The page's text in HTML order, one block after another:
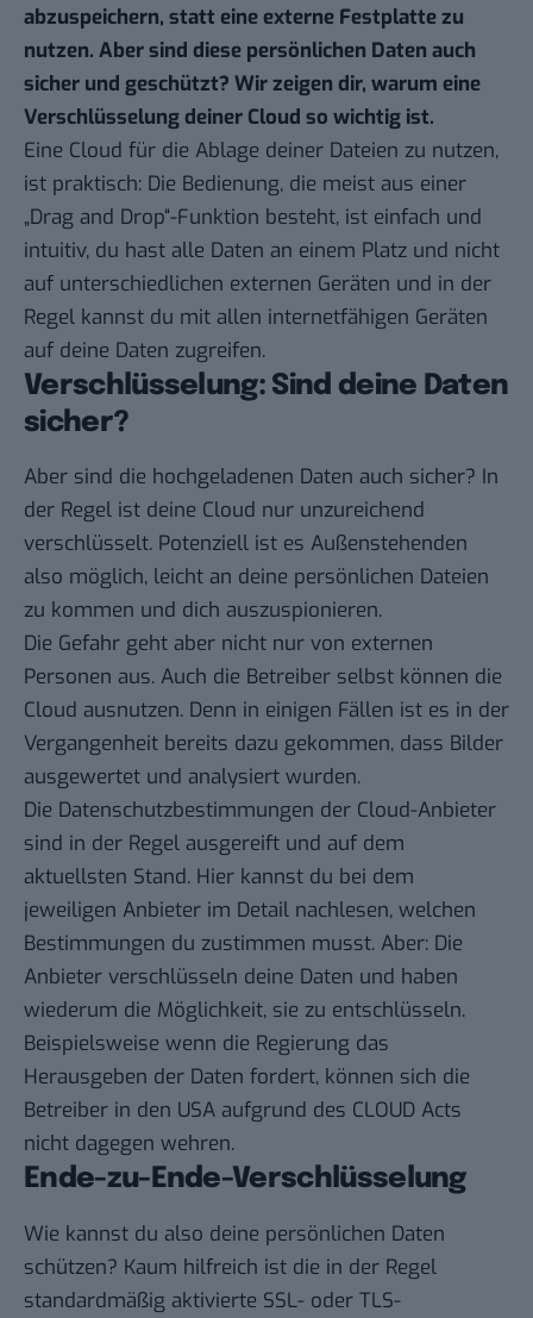
abzuspeichern, statt eine externe Festplatte zu
nutzen. Aber sind diese persönlichen Daten auch
sicher und geschützt? Wir zeigen dir, warum eine
Verschlüsselung deiner Cloud so wichtig ist.
Eine Cloud für die Ablage deiner Dateien zu nutzen,
ist praktisch: Die Bedienung, die meist aus einer
„Drag and Drop“-Funktion besteht, ist einfach und
intuitiv, du hast alle Daten an einem Platz und nicht
auf unterschiedlichen externen Geräten und in der
Regel kannst du mit allen internetfähigen Geräten
auf deine Daten zugreifen.
Verschlüsselung: Sind deine Daten
sicher?
Aber sind die hochgeladenen Daten auch sicher? In
der Regel ist deine Cloud nur unzureichend
verschlüsselt. Potenziell ist es Außenstehenden
also möglich, leicht an deine persönlichen Dateien
zu kommen und dich auszuspionieren.
Die Gefahr geht aber nicht nur von externen
Personen aus. Auch die Betreiber selbst können die
Cloud ausnutzen. Denn in einigen Fällen ist es in der
Vergangenheit bereits dazu gekommen, dass Bilder
ausgewertet und analysiert wurden.
Die Datenschutzbestimmungen der Cloud-Anbieter
sind in der Regel ausgereift und auf dem
aktuellsten Stand. Hier kannst du bei dem
jeweiligen Anbieter im Detail nachlesen, welchen
Bestimmungen du zustimmen musst. Aber: Die
Anbieter verschlüsseln deine Daten und haben
wiederum die Möglichkeit, sie zu entschlüsseln.
Beispielsweise wenn die Regierung das
Herausgeben der Daten fordert, können sich die
Betreiber in den USA aufgrund des CLOUD Acts
nicht dagegen wehren.
Ende-zu-Ende-Verschlüsselung
Wie kannst du also deine persönlichen Daten
schützen? Kaum hilfreich ist die in der Regel
standardmäßig aktivierte SSL- oder TLS-